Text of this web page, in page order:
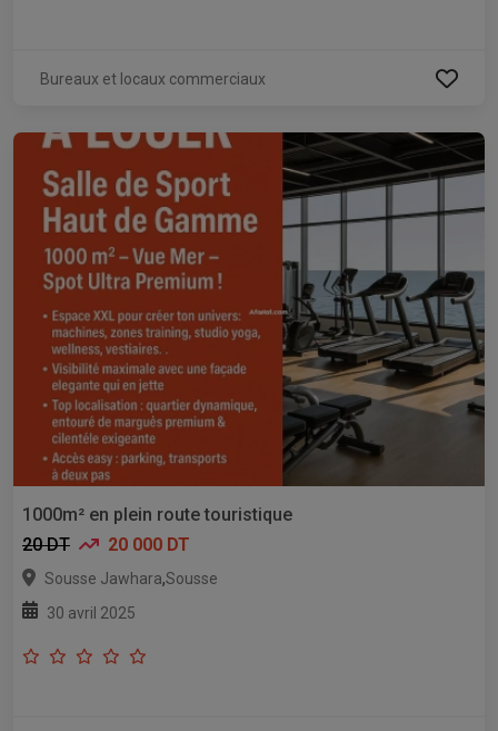
Bureaux et locaux commerciaux
1000m² en plein route touristique
20 DT
20 000 DT
Sousse Jawhara,Sousse
30 avril 2025